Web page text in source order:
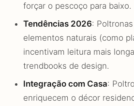
forçar o pescoço para baixo.
Tendências 2026:
elementos naturais (como
incentivam leitura mais
trendbooks de design.
Integração com Casa:
enriquecem o décor